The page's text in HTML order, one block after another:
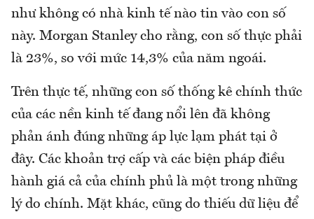
như không có nhà kinh tế nào tin vào con số
này. Morgan Stanley cho rằng, con số thực phải
là 23%, so với mức 14,3% của năm ngoái.
Trên thực tế, những con số thống kê chính thức
của các nền kinh tế đang nổi lên đã không
phản ánh đúng những áp lực lạm phát tại ở
đây. Các khoản trợ cấp và các biện pháp điều
hành giá cả của chính phủ là một trong những
lý do chính. Mặt khác, cũng do thiếu dữ liệu để